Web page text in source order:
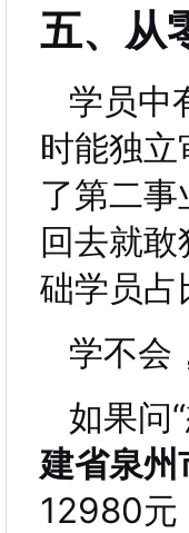
五、从
学员中
时能独
了第二
回去就
础学员
学不会
如果问
建省泉
12980元